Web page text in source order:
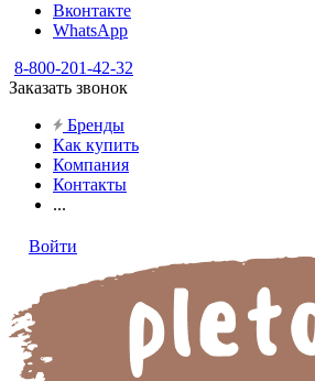
Вконтакте
WhatsApp
8-800-201-42-32
Заказать звонок
Бренды
Как купить
Компания
Контакты
...
Войти